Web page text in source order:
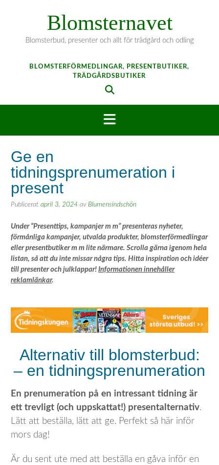
Blomsternavet
Blomsterbud, presenter och allt för trädgård och odling
BLOMSTERFÖRMEDLINGAR, PRESENTBUTIKER,
TRÄDGÅRDSBUTIKER
Ge en
tidningsprenumeration i
present
Publicerat april 3, 2024 av Blumensindschön
Under “Presenttips, kampanjer m m” presenteras nyheter,
förmånliga kampanjer, utvalda produkter, blomsterförmedlingar
eller presentbutiker m m lite närmare. Scrolla gärna igenom hela
listan, så att du inte missar några tips. Hitta inspiration och idéer
till presenter och julklappar! Informationen innehåller
reklamlänkar.
Alternativ till blomsterbud:
– en tidningsprenumeration
En prenumeration på en intressant tidning är
ett trevligt (och uppskattat!) presentalternativ.
Lätt att beställa, lätt att ge. Perfekt så här inför
mors dag!
Är du sent ute med att beställa en gåva inför en